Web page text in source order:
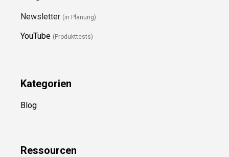
Newsletter (in Planung)
YouTube (Produkttests)
Kategorien
Blog
Ressourcen